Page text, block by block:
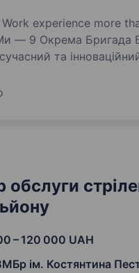
experience more
— 9 Окрема Бригада
та
впровадженням
обслуги
– 120 000 UAH
ім. Костянтина